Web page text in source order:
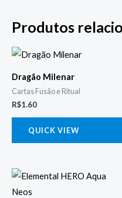
Produtos
Dragão Milenar
Cartas Fusão e Ritual
R$1.60
QUICK VIEW